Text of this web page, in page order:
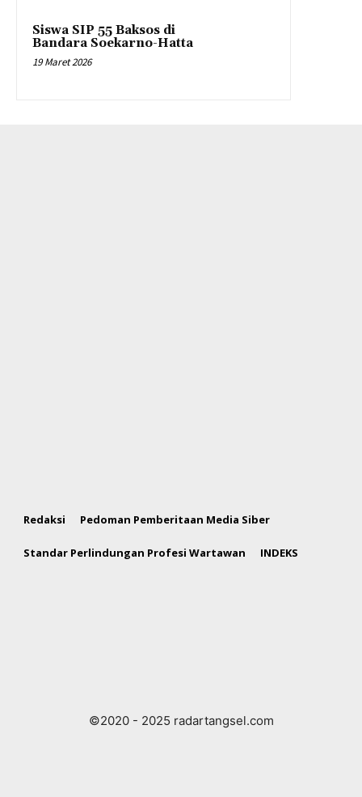
Siswa SIP 55 Baksos di
Bandara Soekarno-Hatta
19 Maret 2026
Redaksi Pedoman Pemberitaan Media Siber
Standar Perlindungan Profesi Wartawan INDEKS
©2020 - 2025 radartangsel.com